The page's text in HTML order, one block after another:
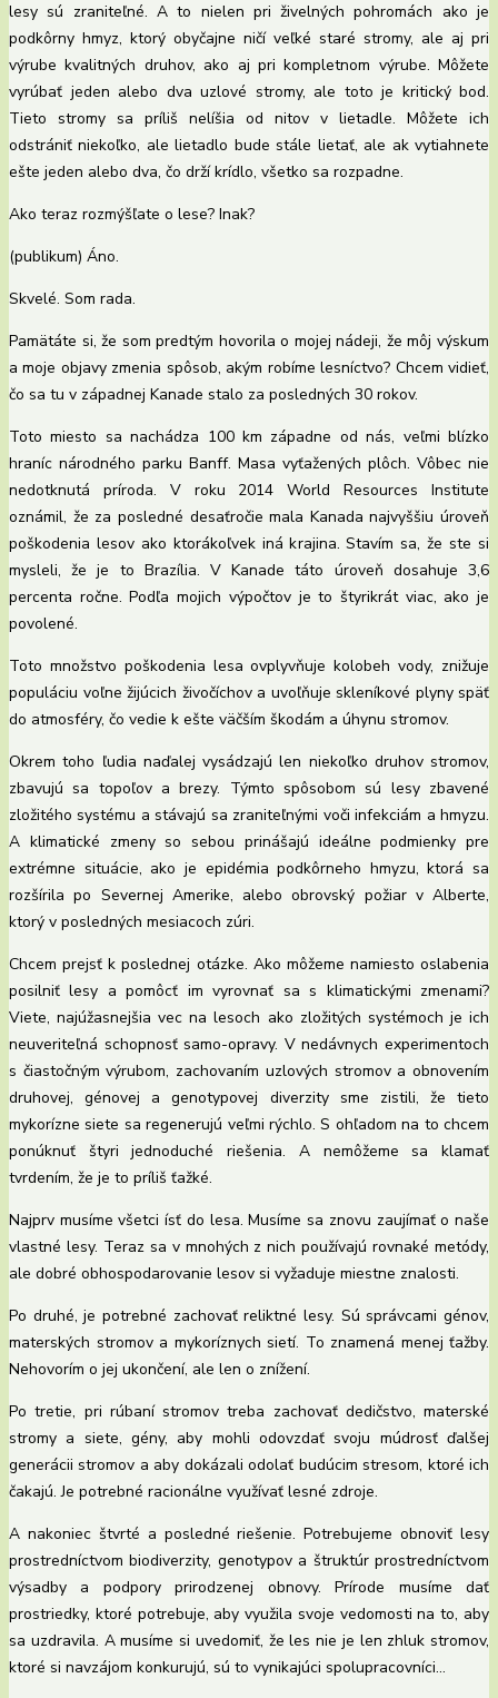
lesy sú zraniteľné. A to nielen pri živelných pohromách ako je
podkôrny hmyz, ktorý obyčajne ničí veľké staré stromy, ale aj pri
výrube kvalitných druhov, ako aj pri kompletnom výrube. Môžete
vyrúbať jeden alebo dva uzlové stromy, ale toto je kritický bod.
Tieto stromy sa príliš nelíšia od nitov v lietadle. Môžete ich
odstrániť niekoľko, ale lietadlo bude stále lietať, ale ak vytiahnete
ešte jeden alebo dva, čo drží krídlo, všetko sa rozpadne.
Ako teraz rozmýšľate o lese? Inak?
(publikum) Áno.
Skvelé. Som rada.
Pamätáte si, že som predtým hovorila o mojej nádeji, že môj výskum
a moje objavy zmenia spôsob, akým robíme lesníctvo? Chcem vidieť,
čo sa tu v západnej Kanade stalo za posledných 30 rokov.
Toto miesto sa nachádza 100 km západne od nás, veľmi blízko
hraníc národného parku Banff. Masa vyťažených plôch. Vôbec nie
nedotknutá príroda. V roku 2014 World Resources Institute
oznámil, že za posledné desaťročie mala Kanada najvyššiu úroveň
poškodenia lesov ako ktorákoľvek iná krajina. Stavím sa, že ste si
mysleli, že je to Brazília. V Kanade táto úroveň dosahuje 3,6
percenta ročne. Podľa mojich výpočtov je to štyrikrát viac, ako je
povolené.
Toto množstvo poškodenia lesa ovplyvňuje kolobeh vody, znižuje
populáciu voľne žijúcich živočíchov a uvoľňuje skleníkové plyny späť
do atmosféry, čo vedie k ešte väčším škodám a úhynu stromov.
Okrem toho ľudia naďalej vysádzajú len niekoľko druhov stromov,
zbavujú sa topoľov a brezy. Týmto spôsobom sú lesy zbavené
zložitého systému a stávajú sa zraniteľnými voči infekciám a hmyzu.
A klimatické zmeny so sebou prinášajú ideálne podmienky pre
extrémne situácie, ako je epidémia podkôrneho hmyzu, ktorá sa
rozšírila po Severnej Amerike, alebo obrovský požiar v Alberte,
ktorý v posledných mesiacoch zúri.
Chcem prejsť k poslednej otázke. Ako môžeme namiesto oslabenia
posilniť lesy a pomôcť im vyrovnať sa s klimatickými zmenami?
Viete, najúžasnejšia vec na lesoch ako zložitých systémoch je ich
neuveriteľná schopnosť samo-opravy. V nedávnych experimentoch
s čiastočným výrubom, zachovaním uzlových stromov a obnovením
druhovej, génovej a genotypovej diverzity sme zistili, že tieto
mykorízne siete sa regenerujú veľmi rýchlo. S ohľadom na to chcem
ponúknuť štyri jednoduché riešenia. A nemôžeme sa klamať
tvrdením, že je to príliš ťažké.
Najprv musíme všetci ísť do lesa. Musíme sa znovu zaujímať o naše
vlastné lesy. Teraz sa v mnohých z nich používajú rovnaké metódy,
ale dobré obhospodarovanie lesov si vyžaduje miestne znalosti.
Po druhé, je potrebné zachovať reliktné lesy. Sú správcami génov,
materských stromov a mykoríznych sietí. To znamená menej ťažby.
Nehovorím o jej ukončení, ale len o znížení.
Po tretie, pri rúbaní stromov treba zachovať dedičstvo, materské
stromy a siete, gény, aby mohli odovzdať svoju múdrosť ďalšej
generácii stromov a aby dokázali odolať budúcim stresom, ktoré ich
čakajú. Je potrebné racionálne využívať lesné zdroje.
A nakoniec štvrté a posledné riešenie. Potrebujeme obnoviť lesy
prostredníctvom biodiverzity, genotypov a štruktúr prostredníctvom
výsadby a podpory prirodzenej obnovy. Prírode musíme dať
prostriedky, ktoré potrebuje, aby využila svoje vedomosti na to, aby
sa uzdravila. A musíme si uvedomiť, že les nie je len zhluk stromov,
ktoré si navzájom konkurujú, sú to vynikajúci spolupracovníci…